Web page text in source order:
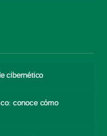
cibernético
conoce cómo